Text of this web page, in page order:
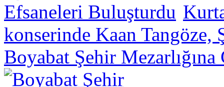
konserinde Kaan Tangöze,
Boyabat Şehir Mezarlığına